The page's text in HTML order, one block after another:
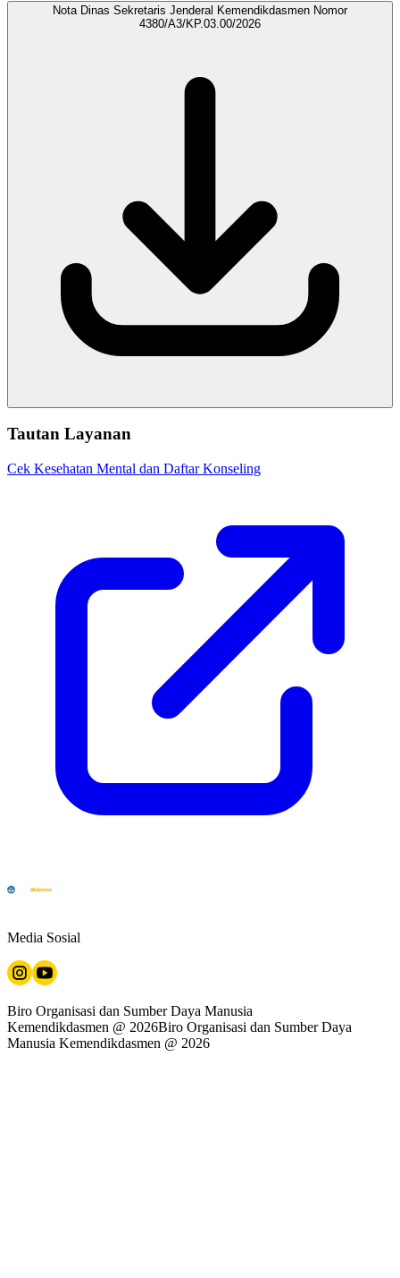
Nota Dinas Sekretaris Jenderal Kemendikdasmen Nomor
4380/A3/KP.03.00/2026
Tautan Layanan
Cek Kesehatan Mental dan Daftar Konseling
Media Sosial
Biro Organisasi dan Sumber Daya Manusia
Kemendikdasmen @ 2026Biro Organisasi dan Sumber Daya
Manusia Kemendikdasmen @ 2026